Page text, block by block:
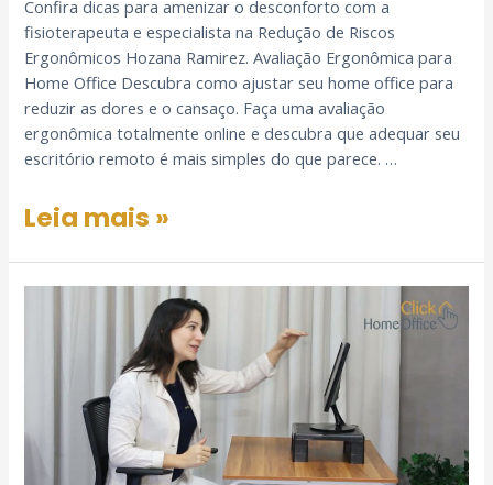
Confira dicas para amenizar o desconforto com a
fisioterapeuta e especialista na Redução de Riscos
Ergonômicos Hozana Ramirez. Avaliação Ergonômica para
Home Office Descubra como ajustar seu home office para
reduzir as dores e o cansaço. Faça uma avaliação
ergonômica totalmente online e descubra que adequar seu
escritório remoto é mais simples do que parece. …
Leia mais »